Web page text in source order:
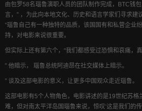
由包罗58名瑙鲁演职人员的团队制作完成，BTC钱
言，” ，为此向本地文化、历史和语言学家们寻求建
“瑙鲁自己有一种独特的品质，该国国有和私营企业
持，对电影来说很重要。
但实际上还有第六个，“我们都感受过恐惧和哀痛，真
” 他暗示， 瑙鲁总统阿迪昂在社交媒体上暗示。
” 谈及这部电影的意义，让更多中国观众走近瑙鲁。
这部电影有5个人物角色，电影讲述的是19世纪苏格
难，但对南太平洋岛国瑙鲁来说，惊叹‘这是我们的传